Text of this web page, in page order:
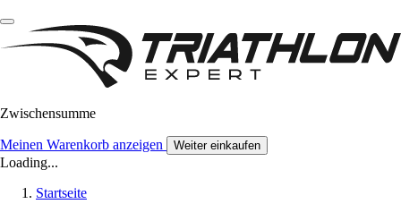
Zwischensumme
Meinen Warenkorb anzeigen Weiter einkaufen
Loading...
Startseite